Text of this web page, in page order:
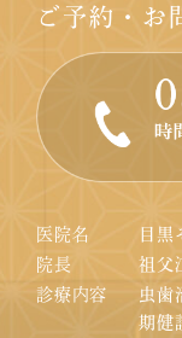
ご予約・お
医院名
目黒
院長
祖父
診療内容
虫歯
期健